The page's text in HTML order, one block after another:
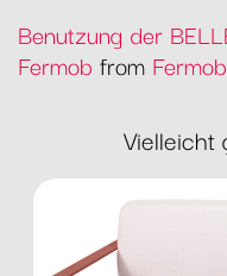
Benutzung der
Fermob from Fermob
Vielleicht